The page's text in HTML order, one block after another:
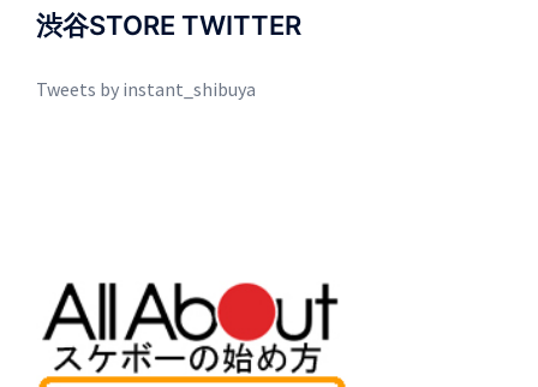
渋谷STORE TWITTER
Tweets by instant_shibuya